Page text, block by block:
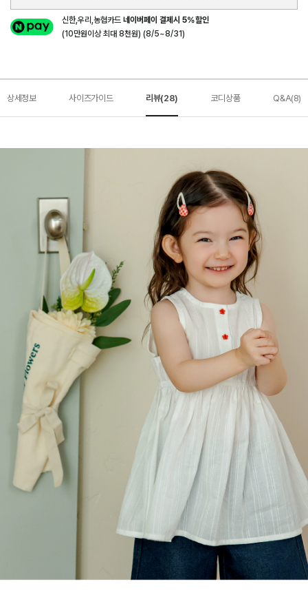
신한,우리,농협카드네이버페이 결제시 5%할인
(10만원이상 최대 8천원) (8/5~8/31)
상세정보 사이즈가이드 리뷰(28) 코디상품 Q&A(8)